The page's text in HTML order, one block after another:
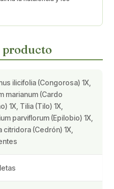
ilicifolia (Congorosa) 1X,
marianum (Cardo
1X, Tilia (Tilo) 1X,
parviflorum (Epilobio) 1X,
citridora (Cedrón) 1X,